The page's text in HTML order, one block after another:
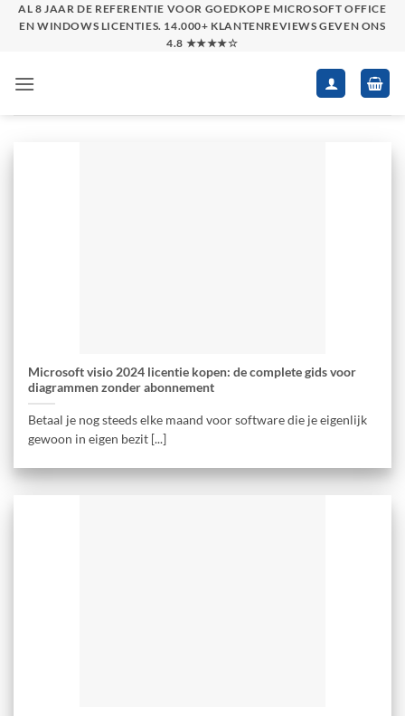
SkipAL 8 JAAR DE REFERENTIE VOOR GOEDKOPE MICROSOFT OFFICE
EN WINDOWS LICENTIES. 14.000+ KLANTENREVIEWS GEVEN ONS
4.8 ★★★★☆
Microsoft visio 2024 licentie kopen: de complete gids voor
diagrammen zonder abonnement
Betaal je nog steeds elke maand voor software die je eigenlijk
gewoon in eigen bezit [...]